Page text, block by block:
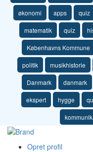
økonomi apps quiz
matematik quiz
Københavns Kommune
politik musikhistorie
Danmark danmark
ekspert hygge
Opret profil